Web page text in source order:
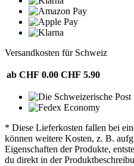
Versandkosten für Schweiz
ab CHF 0.00 CHF 5.90
* Diese Lieferkosten fallen bei
können weitere Kosten, z. B.
Eigenschaften der Produkte,
du direkt in der